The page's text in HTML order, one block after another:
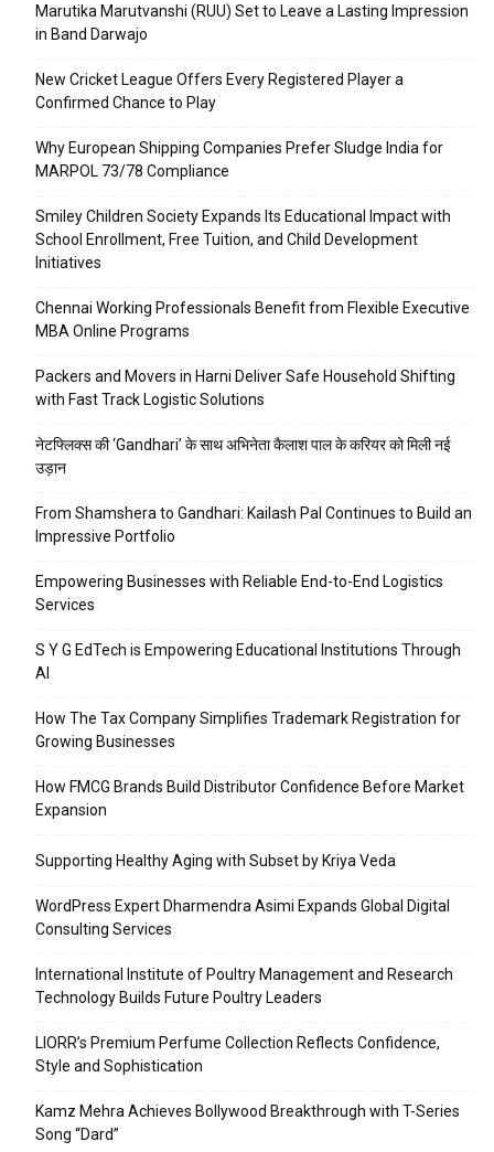
Marutika Marutvanshi (RUU) Set to Leave a Lasting Impression
in Band Darwajo
New Cricket League Offers Every Registered Player a
Confirmed Chance to Play
Why European Shipping Companies Prefer Sludge India for
MARPOL 73/78 Compliance
Smiley Children Society Expands Its Educational Impact with
School Enrollment, Free Tuition, and Child Development
Initiatives
Chennai Working Professionals Benefit from Flexible Executive
MBA Online Programs
Packers and Movers in Harni Deliver Safe Household Shifting
with Fast Track Logistic Solutions
नेटफ्लिक्स की ‘Gandhari’ के साथ अभिनेता कैलाश पाल के करियर को मिली नई
उड़ान
From Shamshera to Gandhari: Kailash Pal Continues to Build an
Impressive Portfolio
Empowering Businesses with Reliable End-to-End Logistics
Services
S Y G EdTech is Empowering Educational Institutions Through
AI
How The Tax Company Simplifies Trademark Registration for
Growing Businesses
How FMCG Brands Build Distributor Confidence Before Market
Expansion
Supporting Healthy Aging with Subset by Kriya Veda
WordPress Expert Dharmendra Asimi Expands Global Digital
Consulting Services
International Institute of Poultry Management and Research
Technology Builds Future Poultry Leaders
LIORR’s Premium Perfume Collection Reflects Confidence,
Style and Sophistication
Kamz Mehra Achieves Bollywood Breakthrough with T-Series
Song “Dard”